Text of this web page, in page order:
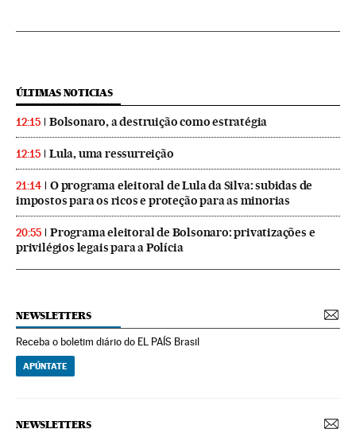
ÚLTIMAS NOTICIAS
12:15 Bolsonaro, a destruição como estratégia
12:15 Lula, uma ressurreição
21:14
O programa eleitoral de Lula da Silva: subidas de
impostos para os ricos e proteção para as minorias
20:55
Programa eleitoral de Bolsonaro: privatizações e
privilégios legais para a Polícia
NEWSLETTERS
Receba o boletim diário do EL PAÍS Brasil
APÚNTATE
NEWSLETTERS